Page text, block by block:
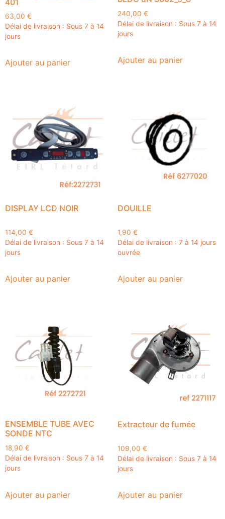
63,00 €
Délai de livraison : Sous 7 à 14
jours
Ajouter au panier
240,00 €
Délai de livraison : Sous 7 à 14
jours
Ajouter au panier
DISPLAY LCD NOIR
114,00 €
Délai de livraison : Sous 7 à 14
jours
Ajouter au panier
DOUILLE
1,90 €
Délai de livraison : 7 à 14 jours
ouvrée
Ajouter au panier
ENSEMBLE TUBE AVEC
SONDE NTC
18,90 €
Délai de livraison : Sous 7 à 14
jours
Ajouter au panier
Extracteur de fumée
109,00 €
Délai de livraison : Sous 7 à 14
jours
Ajouter au panier